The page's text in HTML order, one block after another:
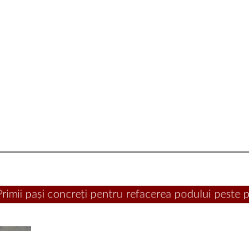
pași concreți pentru refacerea podului peste